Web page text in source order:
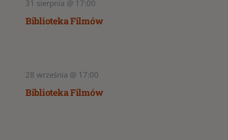
31 sierpnia @ 17:00
Biblioteka Filmów
28 września @ 17:00
Biblioteka Filmów